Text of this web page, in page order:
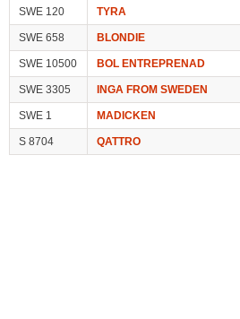
SWE 120 TYRA
SWE 658 BLONDIE
SWE 10500 BOL ENTREPRENAD
SWE 3305 INGA FROM SWEDEN
SWE 1 MADICKEN
S 8704 QATTRO